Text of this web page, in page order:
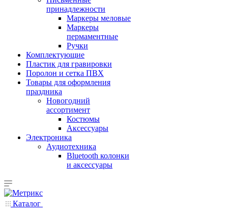
принадлежности
Маркеры меловые
Маркеры
пермаментные
Ручки
Комплектующие
Пластик для гравировки
Поролон и сетка ПВХ
Товары для оформления
праздника
Новогодний
ассортимент
Костюмы
Аксессуары
Электроника
Аудиотехника
Bluetooth колонки
и аксессуары
Каталог